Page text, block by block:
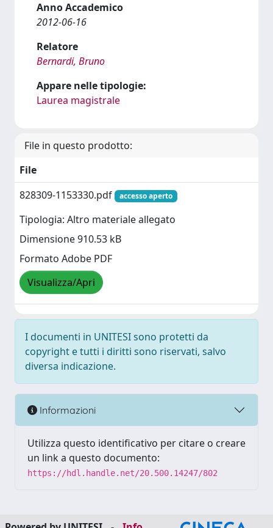
Anno Accademico
2012-06-16
Relatore
Bernardi, Bruno
Appare nelle tipologie:
Laurea magistrale
File in questo prodotto:
File
828309-1153330.pdf
accesso aperto
Tipologia: Altro materiale allegato
Dimensione 910.53 kB
Formato Adobe PDF
Visualizza/Apri
I documenti in UNITESI sono protetti da
copyright e tutti i diritti sono riservati, salvo
diversa indicazione.
Informazioni
Utilizza questo identificativo per citare o creare
un link a questo documento:
https://hdl.handle.net/20.500.14247/802